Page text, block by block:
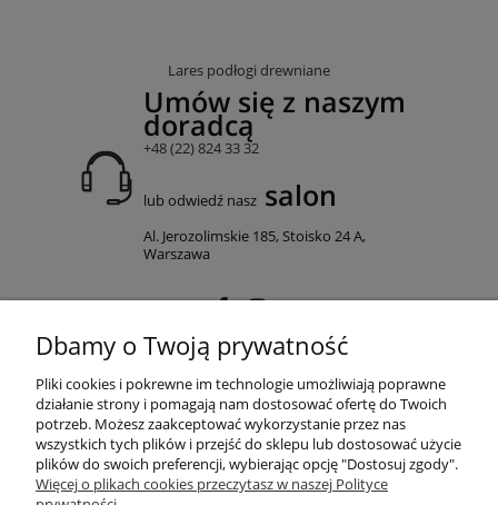
Lares podłogi drewniane
Umów się z naszym
doradcą
+48 (22) 824 33 32
lub odwiedź nasz salon
Al. Jerozolimskie 185, Stoisko 24 A,
Warszawa
MOJE KONTO
PŁATNOŚCI I DOSTAWA
Dbamy o Twoją prywatność
Pliki cookies i pokrewne im technologie umożliwiają poprawne
działanie strony i pomagają nam dostosować ofertę do Twoich
potrzeb. Możesz zaakceptować wykorzystanie przez nas
wszystkich tych plików i przejść do sklepu lub dostosować użycie
plików do swoich preferencji, wybierając opcję "Dostosuj zgody".
Więcej o plikach cookies przeczytasz w naszej Polityce